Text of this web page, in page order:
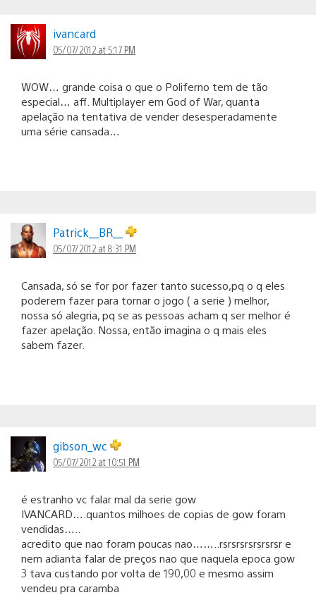
ivancard
05/07/2012 at 5:17 PM
WOW… grande coisa o que o Poliferno tem de tão
especial… aff. Multiplayer em God of War, quanta
apelação na tentativa de vender desesperadamente
uma série cansada…
Patrick__BR__
05/07/2012 at 8:31 PM
Cansada, só se for por fazer tanto sucesso,pq o q eles
poderem fazer para tornar o jogo ( a serie ) melhor,
nossa só alegria, pq se as pessoas acham q ser melhor é
fazer apelação. Nossa, então imagina o q mais eles
sabem fazer.
gibson_wc
05/07/2012 at 10:51 PM
é estranho vc falar mal da serie gow
IVANCARD….quantos milhoes de copias de gow foram
vendidas…..
acredito que nao foram poucas nao……..rsrsrsrsrsrsrsr e
nem adianta falar de preços nao que naquela epoca gow
3 tava custando por volta de 190,00 e mesmo assim
vendeu pra caramba